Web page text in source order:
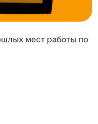
мест работы по